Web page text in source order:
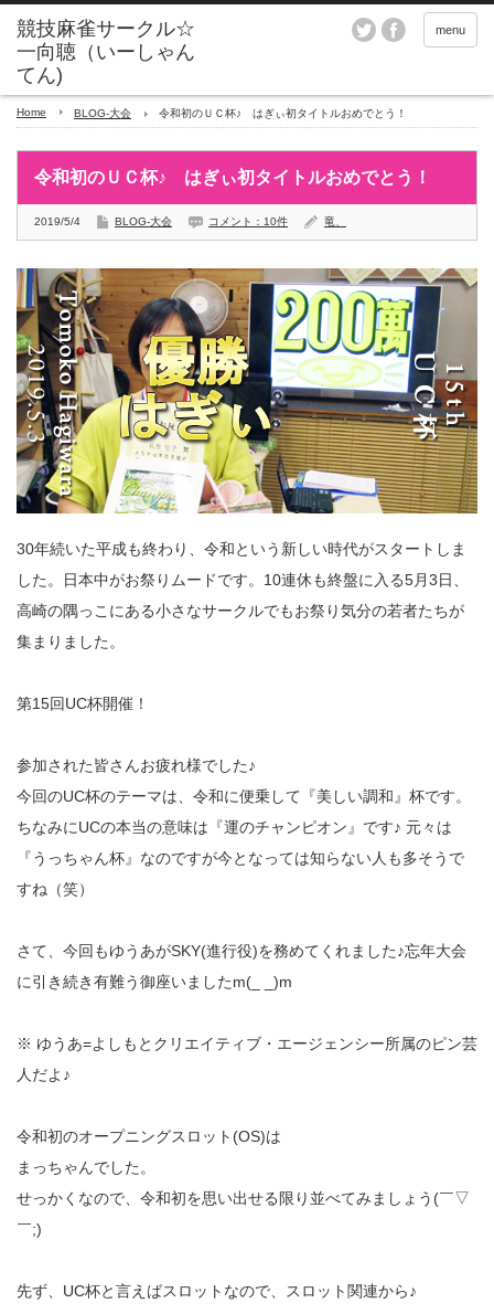
menu
Home BLOG-大会 令和初のＵＣ杯♪ はぎぃ初タイトルおめでとう！
令和初のＵＣ杯♪ はぎぃ初タイトルおめでとう！
2019/5/4 BLOG-大会 コメント：10件 竜、
30年続いた平成も終わり、令和という新しい時代がスタートしま
した。日本中がお祭りムードです。10連休も終盤に入る5月3日、
高崎の隅っこにある小さなサークルでもお祭り気分の若者たちが
集まりました。
第15回UC杯開催！
参加された皆さんお疲れ様でした♪
今回のUC杯のテーマは、令和に便乗して『美しい調和』杯です。
ちなみにUCの本当の意味は『運のチャンピオン』です♪ 元々は
『うっちゃん杯』なのですが今となっては知らない人も多そうで
すね（笑）
さて、今回もゆうあがSKY(進行役)を務めてくれました♪忘年大会
に引き続き有難う御座いましたm(_ _)m
※ ゆうあ=よしもとクリエイティブ・エージェンシー所属のピン芸
人だよ♪
令和初のオープニングスロット(OS)は
まっちゃんでした。
せっかくなので、令和初を思い出せる限り並べてみましょう(￣▽
￣;)
先ず、UC杯と言えばスロットなので、スロット関連から♪